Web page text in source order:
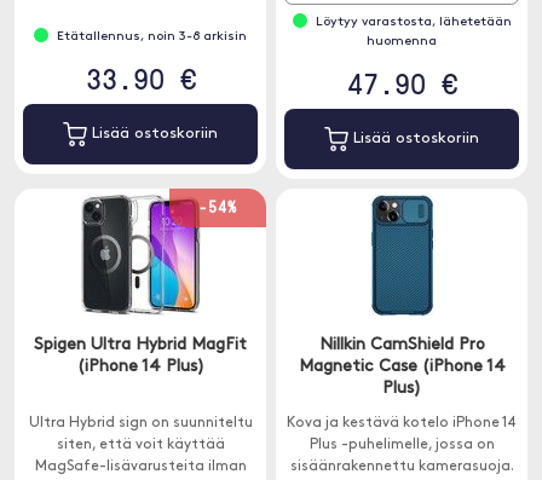
Etätallennus, noin 3-8 arkisin
33.90 €
Lisää ostoskoriin
Löytyy varastosta, lähetetään
huomenna
47.90 €
Lisää ostoskoriin
-54%
Spigen Ultra Hybrid MagFit
(iPhone 14 Plus)
Ultra Hybrid sign on suunniteltu
siten, että voit käyttää
MagSafe-lisävarusteita ilman
Nillkin CamShield Pro
Magnetic Case (iPhone 14
Plus)
Kova ja kestävä kotelo iPhone 14
Plus -puhelimelle, jossa on
sisäänrakennettu kamerasuoja.